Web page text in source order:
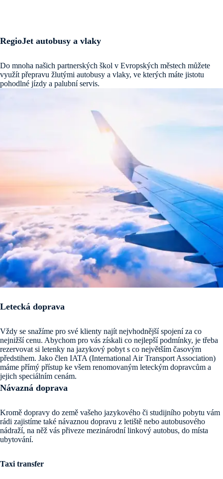
RegioJet autobusy a vlaky
Do mnoha našich partnerských škol v Evropských městech můžete
využít přepravu žlutými autobusy a vlaky, ve kterých máte jistotu
pohodlné jízdy a palubní servis.
Letecká doprava
Vždy se snažíme pro své klienty najít nejvhodnější spojení za co
nejnižší cenu. Abychom pro vás získali co nejlepší podmínky, je třeba
rezervovat si letenky na jazykový pobyt s co největším časovým
předstihem. Jako člen IATA (International Air Transport Association)
máme přímý přístup ke všem renomovaným leteckým dopravcům a
jejich speciálním cenám.
Návazná doprava
Kromě dopravy do země vašeho jazykového či studijního pobytu vám
rádi zajistíme také návaznou dopravu z letiště nebo autobusového
nádraží, na něž vás přiveze mezinárodní linkový autobus, do místa
ubytování.
Taxi transfer